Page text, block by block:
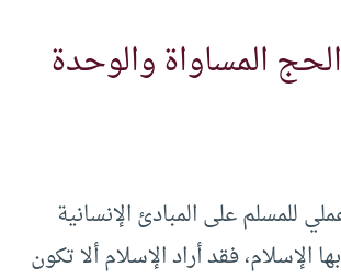
المساواة والوحدة
للمسلم على المبادئ الإنسانية
الإسلام، فقد أراد الإسلام ألا تكون